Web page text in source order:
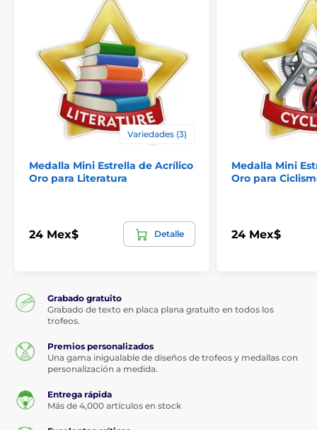
Variedades (3)
Medalla Mini Estrella de Acrílico
Oro para Literatura
24 Mex$ Detalle
Medalla Mini
Oro para
24 Mex$
Grabado gratuito
Grabado de texto en placa plana gratuito en todos los
trofeos.
Premios personalizados
Una gama inigualable de diseños de trofeos y medallas con
personalización a medida.
Entrega rápida
Más de 4,000 artículos en stock